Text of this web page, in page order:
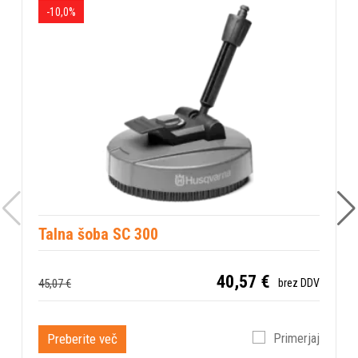
Dolžina vrvice
-10,0%
Talna šoba SC 300
45,07 € 40,57 € brez DDV
Preberite več Primerjaj